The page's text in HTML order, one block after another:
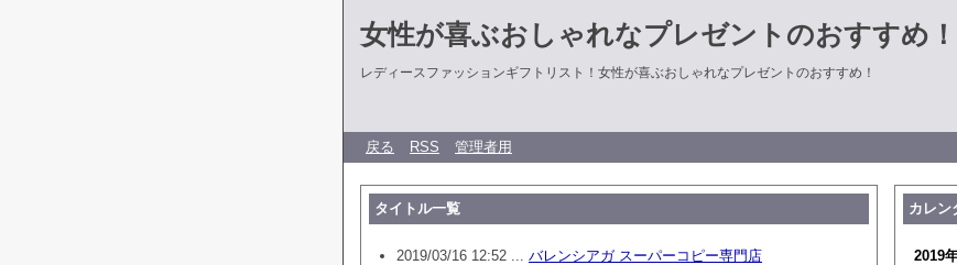
女性が喜ぶおしゃれなプレゼントのおすすめ！
レディースファッションギフトリスト！女性が喜ぶおしゃれなプレゼントのおすすめ！
戻る RSS 管理者用
タイトル一覧
2019/03/16 12:52 ... バレンシアガ スーパーコピー専門店
カレン
2019